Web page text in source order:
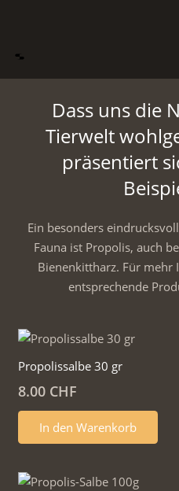
Dass uns die
Tierwelt
präsentiert
Ein besonders
Fauna ist Propolis, auch
Bienenkittharz. Für
entsprechende
Propolissalbe 30 gr
8.00 CHF
In den Warenkorb